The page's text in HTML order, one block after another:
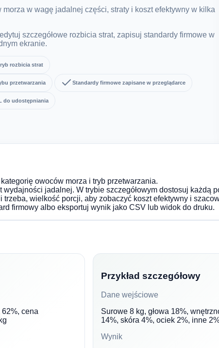
morza w wagę jadalnej części, straty i koszt efektywny w kilka
szczegółowe rozbicia strat, zapisuj standardy firmowe w
ekranie.
rozbicia strat
przetwarzania Standardy firmowe zapisane w przeglądarce
do udostępniania
owoców morza i tryb przetwarzania.
jadalnej. W trybie szczegółowym dostosuj każdą
trzeba, wielkość porcji, aby zobaczyć koszt efektywny i
firmowy albo eksportuj wynik jako CSV lub widok do druku.
cena
Przykład szczegółowy
Dane wejściowe
Surowe 8 kg, głowa 18%,
14%, skóra 4%, ociek 2%, inne
Wynik